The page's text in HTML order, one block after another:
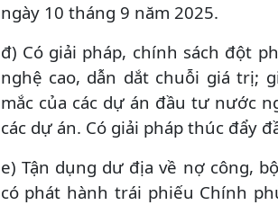
ngày 10 tháng 9 năm 2025.
đ) Có giải pháp, chính sách đột
nghệ cao, dẫn dắt chuỗi giá trị;
mắc của các dự án đầu tư nước
các dự án. Có giải pháp thúc đẩy
e) Tận dụng dư địa về nợ công,
có phát hành trái phiếu Chính